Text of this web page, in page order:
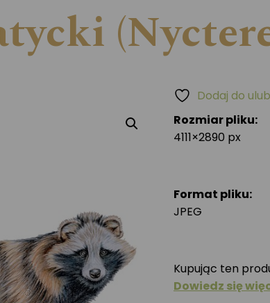
Rozmiar pliku:
4111×2890 px
Format pliku:
JPEG
Kupując ten
Dowiedz się
Dodaj do